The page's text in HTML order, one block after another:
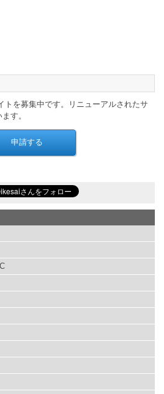
トを募集中です。リニューアルされたサ
す。